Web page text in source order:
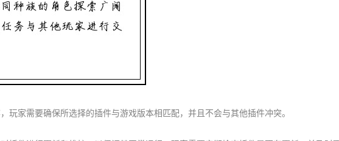
玩家需要确保所选择的插件与游戏版本相匹配，并且不会与其他插件冲突。